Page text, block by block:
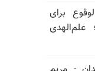
برای
علم‌الهدی